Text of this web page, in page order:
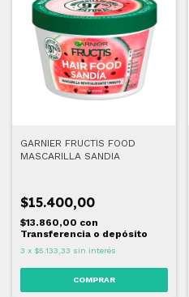
GARNIER FRUCTIS FOOD
MASCARILLA SANDIA
$15.400,00
$13.860,00 con
Transferencia o depósito
3 x $5.133,33 sin interés